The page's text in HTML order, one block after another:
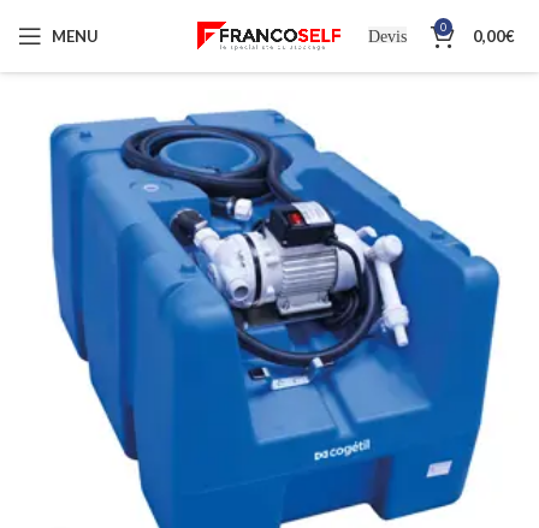
MENU Devis 0 0,00€